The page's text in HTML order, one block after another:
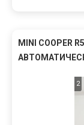
MINI COOPER
2